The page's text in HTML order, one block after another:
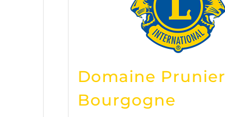
Domaine Prunier
Bourgogne